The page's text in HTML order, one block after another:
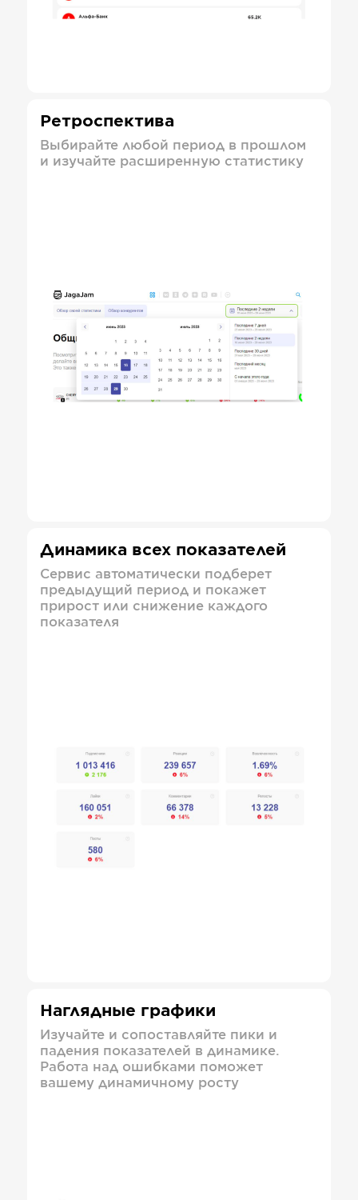
Ретроспектива
Выбирайте любой период в прошлом
и изучайте расширенную статистику
Динамика всех показателей
Сервис автоматически подберет
предыдущий период и покажет
прирост или снижение каждого
показателя
Наглядные графики
Изучайте и сопоставляйте пики и
падения показателей в динамике.
Работа над ошибками поможет
вашему динамичному росту